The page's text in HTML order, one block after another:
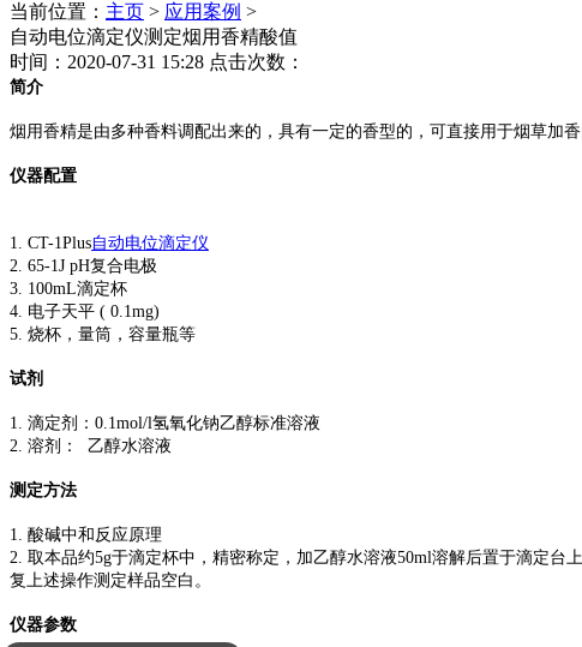
当前位置： 主页 > 应用案例 >
自动电位滴定仪测定烟用香精酸值
时间：2020-07-31 15:28 点击次数：
简介
烟用香精是由多种香料调配出来的，具有一定的香型的，可直接用于烟草加
仪器配置
1. CT-1Plus自动电位滴定仪
2. 65-1J pH复合电极
3. 100mL滴定杯
4. 电子天平 ( 0.1mg)
5. 烧杯，量筒，容量瓶等
试剂
1. 滴定剂：0.1mol/l氢氧化钠乙醇标准溶液
2. 溶剂： 乙醇水溶液
测定方法
1. 酸碱中和反应原理
2. 取本品约5g于滴定杯中，精密称定，加乙醇水溶液50ml溶解后置于滴定
复上述操作测定样品空白。
仪器参数
你们的地区商务联系方式有吗？